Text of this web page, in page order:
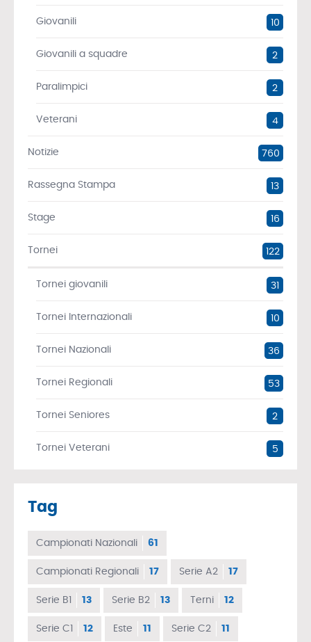
Giovanili 10
Giovanili a squadre 2
Paralimpici 2
Veterani 4
Notizie 760
Rassegna Stampa 13
Stage 16
Tornei 122
Tornei giovanili 31
Tornei Internazionali 10
Tornei Nazionali 36
Tornei Regionali 53
Tornei Seniores 2
Tornei Veterani 5
Tag
Campionati Nazionali 61
Campionati Regionali 17 Serie A2 17
Serie B1 13 Serie B2 13 Terni 12
Serie C1 12 Este 11 Serie C2 11